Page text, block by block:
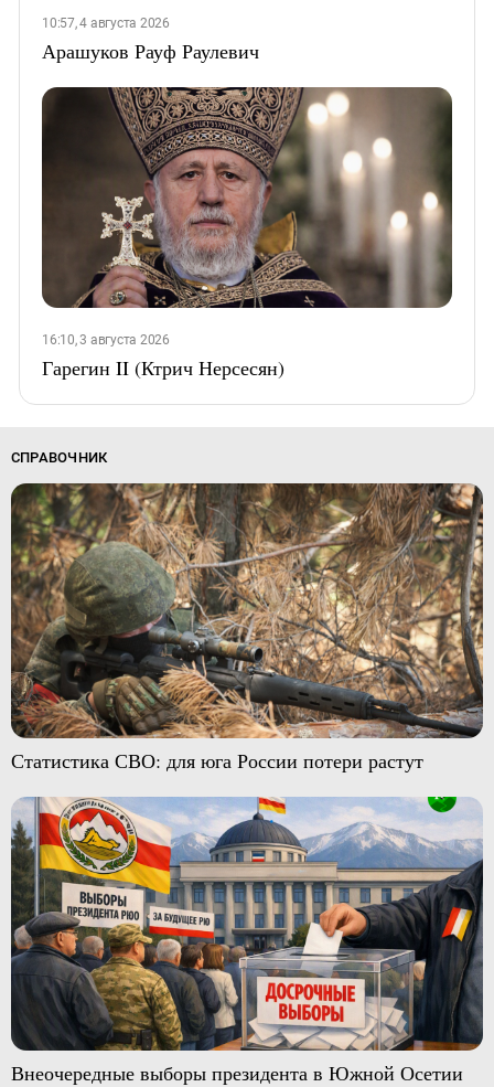
10:57, 4 августа 2026
Арашуков Рауф Раулевич
16:10, 3 августа 2026
Гарегин II (Ктрич Нерсесян)
СПРАВОЧНИК
Статистика СВО: для юга России потери растут
Внеочередные выборы президента в Южной Осетии